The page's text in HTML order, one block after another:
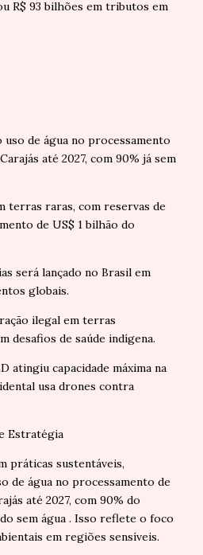
R$ 93 bilhões em tributos em
uso de água no processamento
até 2027, com 90% já sem
terras raras, com reservas de
de US$ 1 bilhão do
será lançado no Brasil em
globais.
ilegal em terras
desafios de saúde indígena.
atingiu capacidade máxima na
usa drones contra
Estratégia
práticas sustentáveis,
de água no processamento de
até 2027, com 90% do
sem água . Isso reflete o foco
em regiões sensíveis.